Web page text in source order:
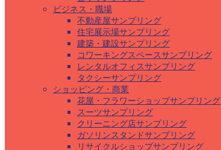
ビジネス・職場
不動産屋サンプリング
住宅展示場サンプリング
建築・建設サンプリング
コワーキングスペースサンプリング
レンタルオフィスサンプリング
タクシーサンプリング
ショッピング・商業
花屋・フラワーショップサンプリング
スーツサンプリング
クリーニング店サンプリング
ガソリンスタンドサンプリング
リサイクルショップサンプリング